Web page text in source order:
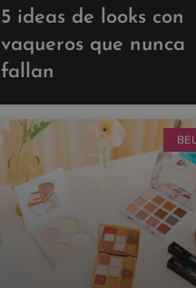
5 ideas de looks con
vaqueros que nunca
fallan